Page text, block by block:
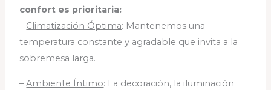
confort es prioritaria:
– Climatización Óptima: Mantenemos una
temperatura constante y agradable que invita a la
sobremesa larga.
–Ambiente Íntimo: La decoración, la iluminación